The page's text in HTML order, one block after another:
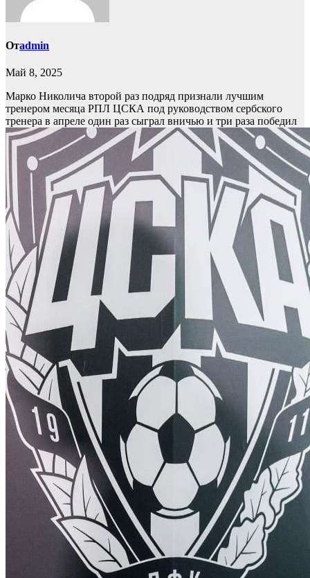
Отadmin
Май 8, 2025
Марко Николича второй раз подряд признали лучшим
тренером месяца РПЛ ЦСКА под руководством сербского
тренера в апреле один раз сыграл вничью и три раза победил